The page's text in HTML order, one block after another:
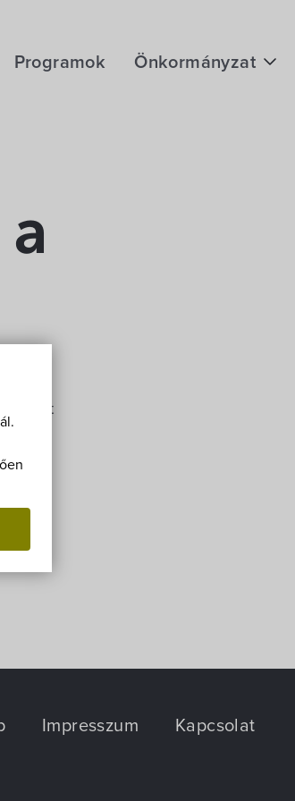
Programok Önkormányzat
csatolt
Impresszum Kapcsolat